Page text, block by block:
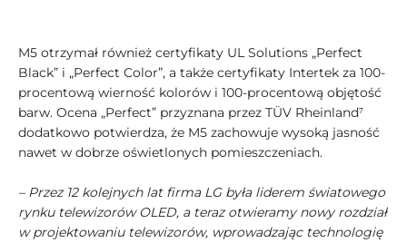
M5 otrzymał również certyfikaty UL Solutions „Perfect
Black” i „Perfect Color”, a także certyfikaty Intertek za 100-
procentową wierność kolorów i 100-procentową objętość
barw. Ocena „Perfect” przyznana przez TÜV Rheinland⁷
dodatkowo potwierdza, że M5 zachowuje wysoką jasność
nawet w dobrze oświetlonych pomieszczeniach.
– Przez 12 kolejnych lat firma LG była liderem światowego
rynku telewizorów OLED, a teraz otwieramy nowy rozdział
w projektowaniu telewizorów, wprowadzając technologię